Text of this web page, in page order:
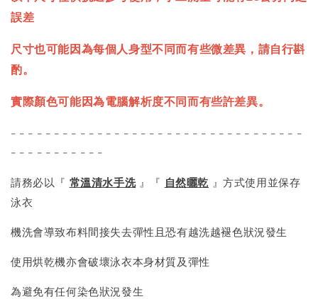
誤差
尺寸也可能因為每個人身型不同而有些微差異，請自行斟
酌。
實際顏色可能因為電腦解析度不同而有些許差異。
- - - - - - - - - - - - - - - - - - - - - - - - - - - - - - - - - -
- - - - - - - - - - -
請務必以『 常溫清水手洗』『 自然曬乾 』方式使用並保存
泳衣
機洗會導致布料間接失去彈性且恐有越洗越褪色狀況發生
使用烘乾機亦會破壞泳衣本身材質及彈性
為避免有任何染色狀況發生